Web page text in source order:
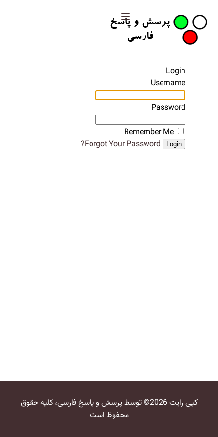
Login
Username
Password
Remember Me
Login
Forgot Your Password?
کپی رایت 2026© توسط پرسش و پاسخ فارسی، کلیه حقوق
محفوظ است